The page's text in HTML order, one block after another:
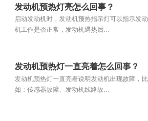
发动机预热灯亮怎么回事？
启动发动机时，发动机预热指示灯可以指示发动
机工作是否正常，发动机遇热后...
发动机预热灯一直亮着怎么回事？
发动机预热灯一直亮着说明发动机出现故障，比
如：传感器故障、发动机线路故...